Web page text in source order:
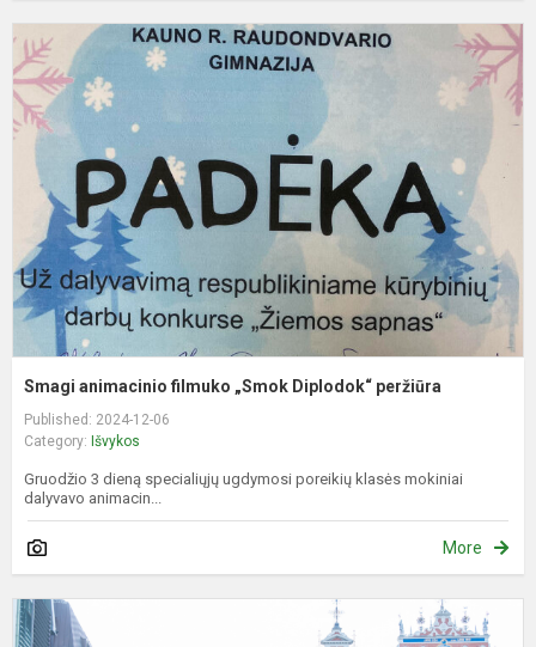
Smagi animacinio filmuko „Smok Diplodok“ peržiūra
Published: 2024-12-06
Category: Išvykos
Gruodžio 3 dieną specialiųjų ugdymosi poreikių klasės mokiniai
dalyvavo animacin...
More